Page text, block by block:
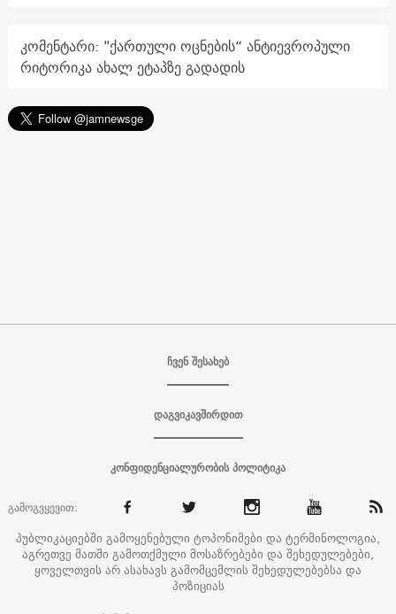
კომენტარი: "ქართული ოცნების“ ანტიევროპული
რიტორიკა ახალ ეტაპზე გადადის
ჩვენ შესახებ
დაგვიკავშირდით
კონფიდენციალურობის პოლიტიკა
გამოგვყევით:
პუბლიკაციებში გამოყენებული ტოპონიმები და ტერმინოლოგია,
აგრეთვე მათში გამოთქმული მოსაზრებები და შეხედულებები,
ყოველთვის არ ასახავს გამომცემლის შეხედულებებსა და
პოზიციას